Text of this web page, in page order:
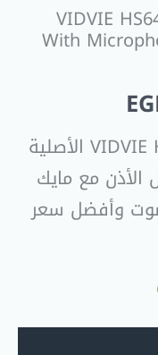
VIDVIE
With
اشتري سماعة فيدفي VIDVIE HS645 الأصلية
الأذن مع مايك
صوت وأفضل سعر